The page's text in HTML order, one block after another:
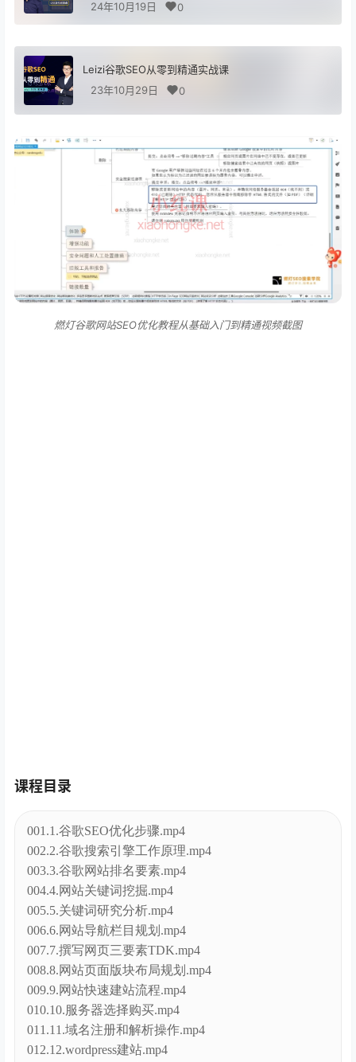
24年10月19日 0
Leizi谷歌SEO从零到精通实战课
23年10月29日
0
燃灯谷歌网站SEO优化教程从基础入门到精通视频截图
课程目录
001.1.谷歌SEO优化步骤.mp4
002.2.谷歌搜索引擎工作原理.mp4
003.3.谷歌网站排名要素.mp4
004.4.网站关键词挖掘.mp4
005.5.关键词研究分析.mp4
006.6.网站导航栏目规划.mp4
007.7.撰写网页三要素TDK.mp4
008.8.网站页面版块布局规划.mp4
009.9.网站快速建站流程.mp4
010.10.服务器选择购买.mp4
011.11.域名注册和解析操作.mp4
012.12.wordpress建站.mp4